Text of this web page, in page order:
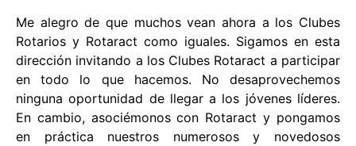
Me alegro de que muchos vean ahora a los Clubes
Rotarios y Rotaract como iguales. Sigamos en esta
dirección invitando a los Clubes Rotaract a participar
en todo lo que hacemos. No desaprovechemos
ninguna oportunidad de llegar a los jóvenes líderes.
En cambio, asociémonos con Rotaract y pongamos
en práctica nuestros numerosos y novedosos